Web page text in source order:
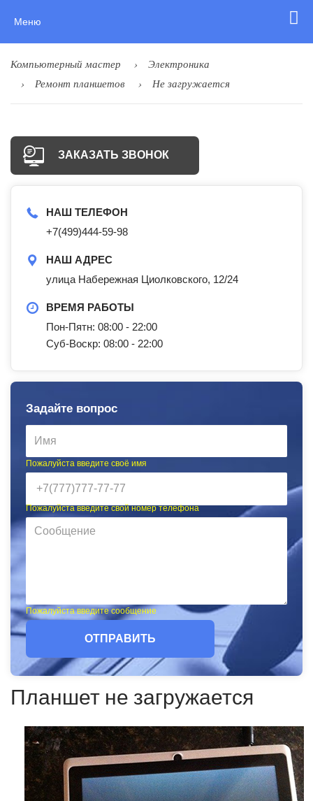
Меню
Компьютерный мастер
Электроника
Ремонт планшетов
Не загружается
ЗАКАЗАТЬ ЗВОНОК
НАШ ТЕЛЕФОН
+7(499)444-59-98
НАШ АДРЕС
улица Набережная Циолковского, 12/24
ВРЕМЯ РАБОТЫ
Пон-Пятн: 08:00 - 22:00
Суб-Воскр: 08:00 - 22:00
Задайте вопрос
Пожалуйста введите своё имя
Пожалуйста введите свой номер телефона
Пожалуйста введите сообщение
ОТПРАВИТЬ
Планшет не загружается